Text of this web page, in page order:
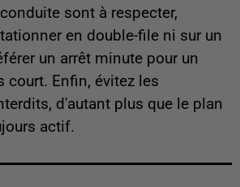
sont à respecter,
en double-file ni sur un
un arrêt minute pour un
court. Enfin, évitez les
d'autant plus que le plan
actif.